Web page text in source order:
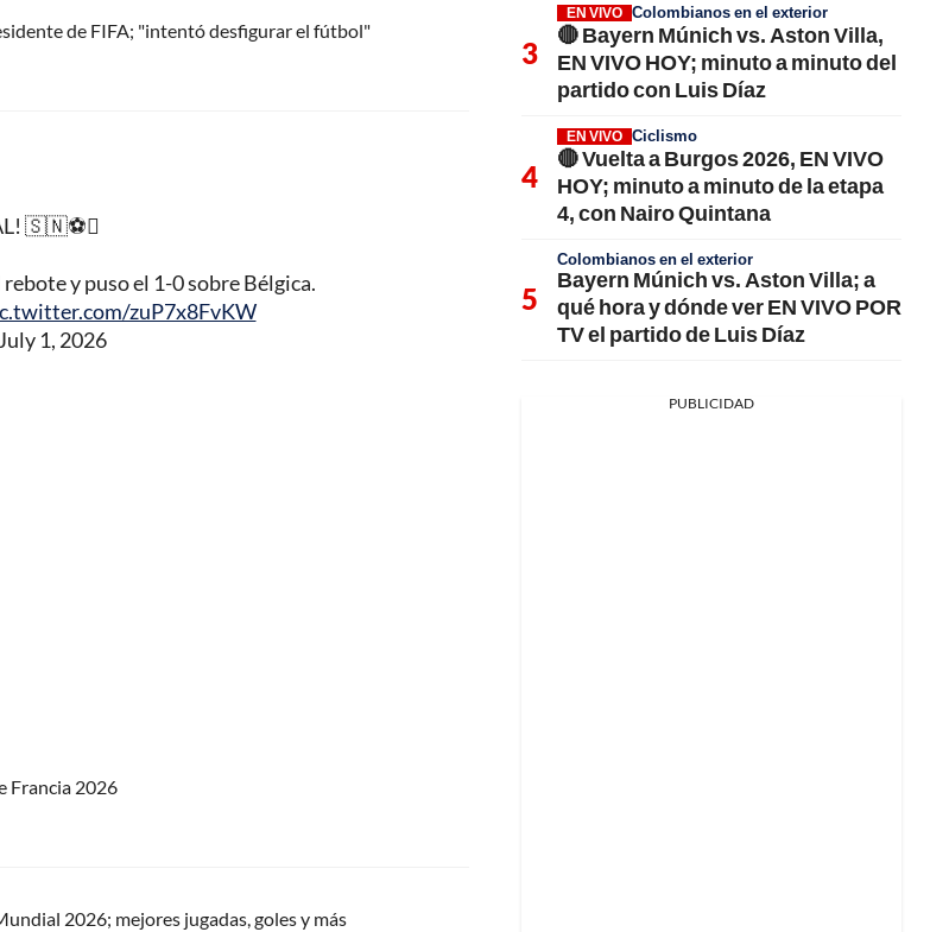
de FIFA; "intentó desfigurar el fútbol"
🇸🇳⚽
y puso el 1-0 sobre Bélgica.
zuP7x8FvKW
July 1, 2026
Francia 2026
2026; mejores jugadas, goles y más
EN VIVO Colombianos en el exterior
🔴 Bayern Múnich vs. Aston Villa,
EN VIVO HOY; minuto a minuto del
partido con Luis Díaz
EN VIVO Ciclismo
🔴 Vuelta a Burgos 2026, EN VIVO
HOY; minuto a minuto de la etapa
4, con Nairo Quintana
Colombianos en el exterior
Bayern Múnich vs. Aston Villa; a
qué hora y dónde ver EN VIVO POR
TV el partido de Luis Díaz
PUBLICIDAD